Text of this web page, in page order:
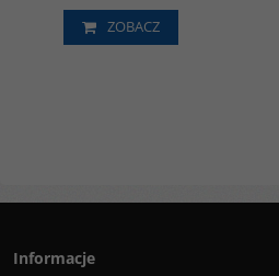
ZOBACZ
Informacje